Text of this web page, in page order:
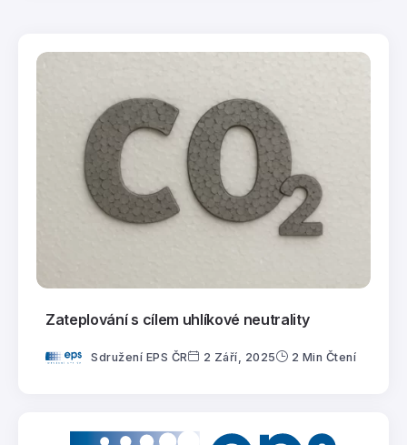
Zateplování s cílem uhlíkové neutrality
Sdružení EPS ČR 2 Září, 2025 2 Min Čtení